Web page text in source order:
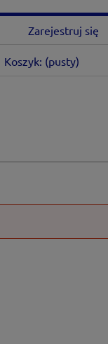
Zarejestruj się
Koszyk: (pusty)